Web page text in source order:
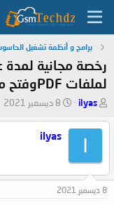
برامج و أنظمة تشغيل الحاسوب
لملفات PDFوفتح ملفات الكتب الإلكترونية
ب
د
ل
م
و
ilyas
ت
ل
ب
8 ديسمبر 2021
I
ilyas
8 ديسمبر 2021